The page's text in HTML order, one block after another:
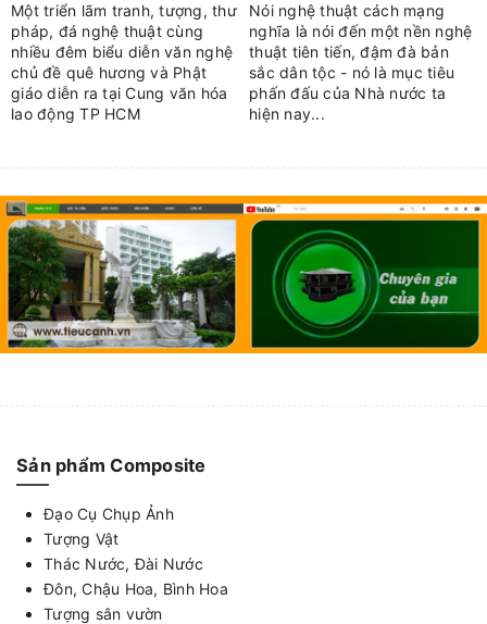
Một triển lãm tranh, tượng, thư
pháp, đá nghệ thuật cùng
nhiều đêm biểu diễn văn nghệ
chủ đề quê hương và Phật
giáo diễn ra tại Cung văn hóa
lao động TP HCM
Nói nghệ thuật cách mạng
nghĩa là nói đến một nền nghệ
thuật tiên tiến, đậm đà bản
sắc dân tộc - nó là mục tiêu
phấn đấu của Nhà nước ta
hiện nay...
Sản phẩm Composite
Đạo Cụ Chụp Ảnh
Tượng Vật
Thác Nước, Đài Nước
Đôn, Chậu Hoa, Bình Hoa
Tượng sân vườn